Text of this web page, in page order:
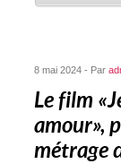
8 mai 2024 - Par
Le film «
amour »,
métrage